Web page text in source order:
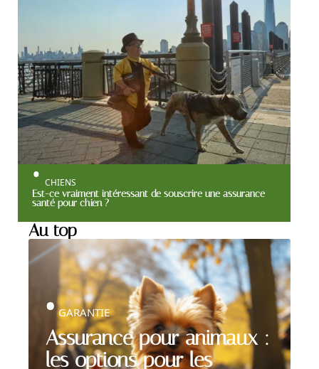
CHIENS
Est-ce vraiment intéressant de souscrire une assurance
santé pour chien ?
Au top
Assurance pour animaux :
les options pour les
GARANTIE